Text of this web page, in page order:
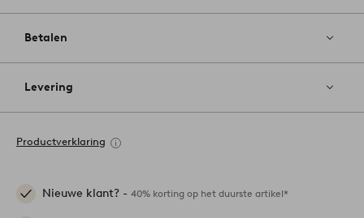
Betalen
Levering
Productverklaring
Nieuwe klant? - 40% korting op het duurste artikel*